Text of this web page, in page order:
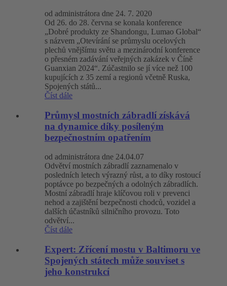
od administrátora dne 24. 7. 2020
Od 26. do 28. června se konala konference
„Dobré produkty ze Shandongu, Lumao Global“
s názvem „Otevírání se průmyslu ocelových
plechů vnějšímu světu a mezinárodní konference
o přesném zadávání veřejných zakázek v Číně
Guanxian 2024“. Zúčastnilo se jí více než 100
kupujících z 35 zemí a regionů včetně Ruska,
Spojených států...
Číst dále
Průmysl mostních zábradlí získává
na dynamice díky posíleným
bezpečnostním opatřením
od administrátora dne 24.04.07
Odvětví mostních zábradlí zaznamenalo v
posledních letech výrazný růst, a to díky rostoucí
poptávce po bezpečných a odolných zábradlích.
Mostní zábradlí hraje klíčovou roli v prevenci
nehod a zajištění bezpečnosti chodců, vozidel a
dalších účastníků silničního provozu. Toto
odvětví...
Číst dále
Expert: Zřícení mostu v Baltimoru ve
Spojených státech může souviset s
jeho konstrukcí